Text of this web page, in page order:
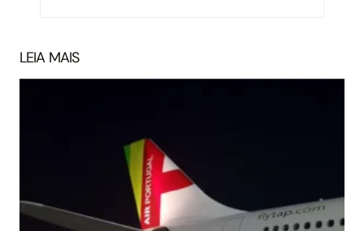
LEIA MAIS